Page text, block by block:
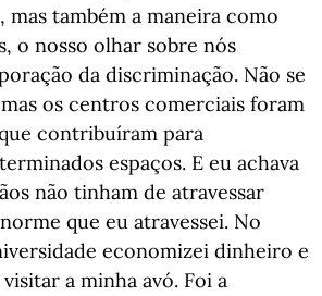
mas também a maneira como
o nosso olhar sobre nós
da discriminação. Não se
os centros comerciais foram
contribuíram para
espaços. E eu achava
não tinham de atravessar
que eu atravessei. No
economizei dinheiro e
a minha avó. Foi a